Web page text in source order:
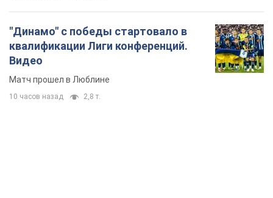
"Динамо" с победы стартовало в
квалификации Лиги конференций.
Видео
Матч прошел в Люблине
10 часов назад 2,8 т.